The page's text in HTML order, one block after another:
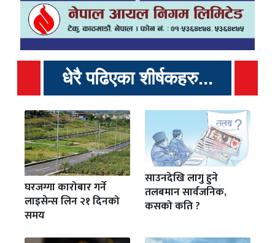
धेरै पढिएका शीर्षकहरु...
घरजग्गा कारोबार गर्ने
लाइसेन्स लिन २१ दिनको
समय
साउनदेखि लागु हुने
तलबमान सार्वजनिक,
कसको कति ?